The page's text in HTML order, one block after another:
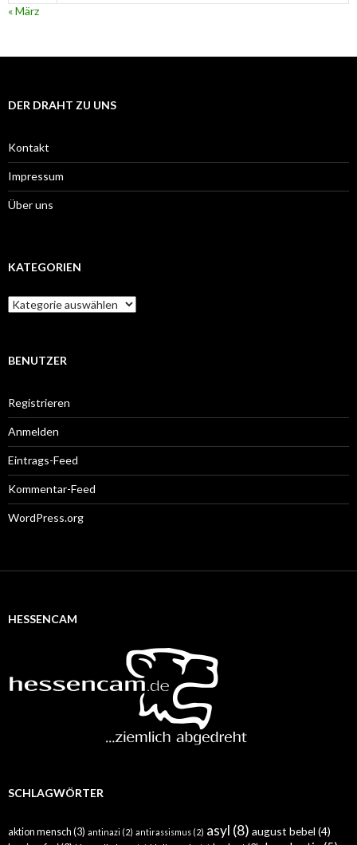
« März
DER DRAHT ZU UNS
Kontakt
Impressum
Über uns
KATEGORIEN
Kategorien
BENUTZER
Registrieren
Anmelden
Eintrags-Feed
Kommentar-Feed
WordPress.org
HESSENCAM
SCHLAGWÖRTER
aktion mensch (3) antinazi (2) antirassismus (2) asyl (8) august bebel (4)